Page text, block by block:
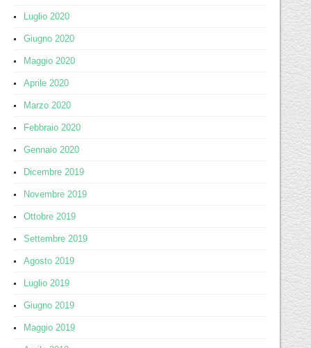
Luglio 2020
Giugno 2020
Maggio 2020
Aprile 2020
Marzo 2020
Febbraio 2020
Gennaio 2020
Dicembre 2019
Novembre 2019
Ottobre 2019
Settembre 2019
Agosto 2019
Luglio 2019
Giugno 2019
Maggio 2019